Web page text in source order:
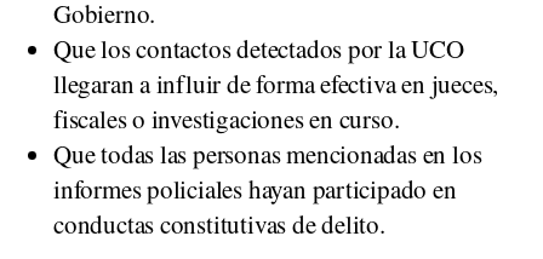
Gobierno.
Que los contactos detectados por la UCO
llegaran a influir de forma efectiva en jueces,
fiscales o investigaciones en curso.
Que todas las personas mencionadas en los
informes policiales hayan participado en
conductas constitutivas de delito.